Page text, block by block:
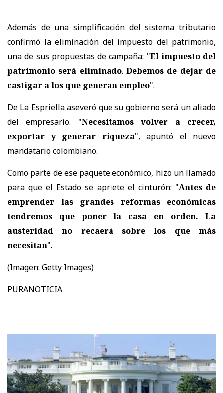
Además de una simplificación del sistema tributario
confirmó la eliminación del impuesto del patrimonio,
una de sus propuestas de campaña: "El impuesto del
patrimonio será eliminado.Debemos de dejar de
castigar a los que generan empleo".
De La Espriella aseveró que su gobierno será un aliado
del empresario. "Necesitamos volver a crecer,
exportar y generar riqueza", apuntó el nuevo
mandatario colombiano.
Como parte de ese paquete económico, hizo un llamado
para que el Estado se apriete el cinturón: "Antes de
emprender las grandes reformas económicas
tendremos que poner la casa en orden. La
austeridad no recaerá sobre los que más
necesitan".
(Imagen: Getty Images)
PURANOTICIA